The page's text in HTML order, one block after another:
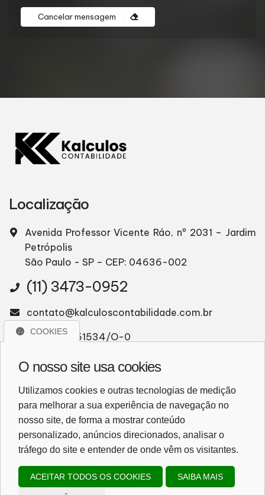
Cancelar mensagem
Localização
Avenida Professor Vicente Ráo, nº 2031 – Jardim
Petrópolis
São Paulo - SP – CEP: 04636-002
(11) 3473-0952
contato@kalculoscontabilidade.com.br
CRC: 2SP051534/O-0
WhatsApp
WHATSAPP
COOKIES
O nosso site usa cookies
Utilizamos cookies e outras tecnologias de medição
para melhorar a sua experiência de navegação no
nosso site, de forma a mostrar conteúdo
personalizado, anúncios direcionados, analisar o
tráfego do site e entender de onde vêm os visitantes.
ACEITAR TODOS OS COOKIES SAIBA MAIS